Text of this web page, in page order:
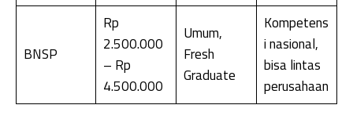
BNSP
Rp
2.500.000
– Rp
4.500.000
Umum,
Fresh
Graduate
Kompetens
i nasional,
bisa lintas
perusahaan